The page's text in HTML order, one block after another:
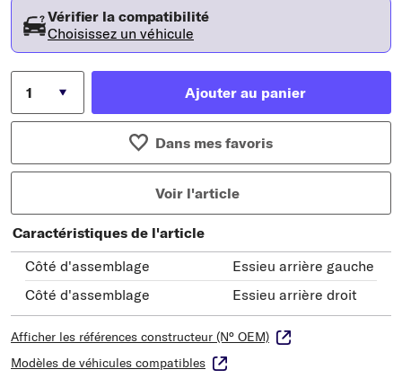
Vérifier la compatibilité
Choisissez un véhicule
Ajouter au panier
Dans mes favoris
Voir l'article
Caractéristiques de l'article
Côté d'assemblage
Essieu arrière gauche
Côté d'assemblage
Essieu arrière droit
Afficher les références constructeur (N° OEM)
Modèles de véhicules compatibles